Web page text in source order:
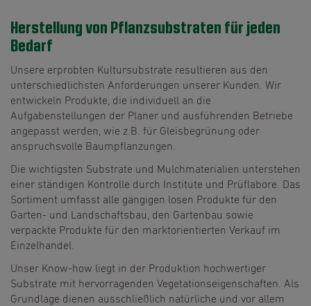
Herstellung von Pflanzsubstraten für jeden
Bedarf
Unsere erprobten Kultursubstrate resultieren aus den
unterschiedlichsten Anforderungen unserer Kunden. Wir
entwickeln Produkte, die individuell an die
Aufgabenstellungen der Planer und ausführenden Betriebe
angepasst werden, wie z.B. für Gleisbegrünung oder
anspruchsvolle Baumpflanzungen.
Die wichtigsten Substrate und Mulchmaterialien unterstehen
einer ständigen Kontrolle durch Institute und Prüflabore. Das
Sortiment umfasst alle gängigen losen Produkte für den
Garten- und Landschaftsbau, den Gartenbau sowie
verpackte Produkte für den marktorientierten Verkauf im
Einzelhandel.
Unser Know-how liegt in der Produktion hochwertiger
Substrate mit hervorragenden Vegetationseigenschaften. Als
Grundlage dienen ausschließlich natürliche und vor allem